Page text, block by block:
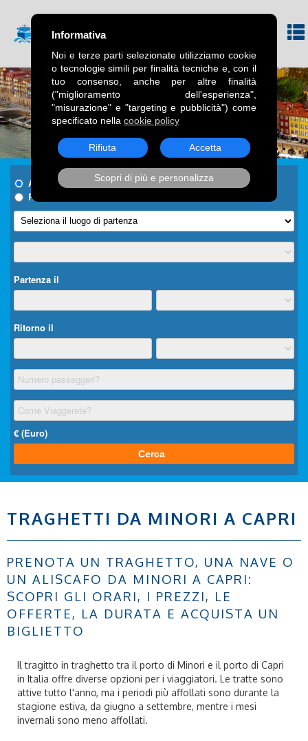
TRAGHETTI DA MINORI A CAPRI
PRENOTA UN TRAGHETTO, UNA NAVE O
UN ALISCAFO DA MINORI A CAPRI:
SCOPRI GLI ORARI, I PREZZI, LE
OFFERTE, LA DURATA E ACQUISTA UN
BIGLIETTO
Il tragitto in traghetto tra il porto di Minori e il porto di Capri
in Italia offre diverse opzioni per i viaggiatori. Le tratte sono
attive tutto l'anno, ma i periodi più affollati sono durante la
stagione estiva, da giugno a settembre, mentre i mesi
invernali sono meno affollati.
Informativa
Noi e terze parti selezionate utilizziamo cookie
o tecnologie simili per finalità tecniche e, con il
tuo consenso, anche per altre finalità
("miglioramento dell'esperienza",
"misurazione" e "targeting e pubblicità") come
specificato nella cookie policy
Rifiuta Accetta
Scopri di più e personalizza